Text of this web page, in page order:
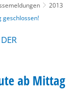
2013
geschlossen!
ab Mittag